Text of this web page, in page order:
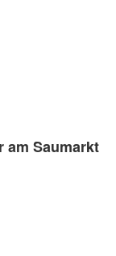
am Saumarkt